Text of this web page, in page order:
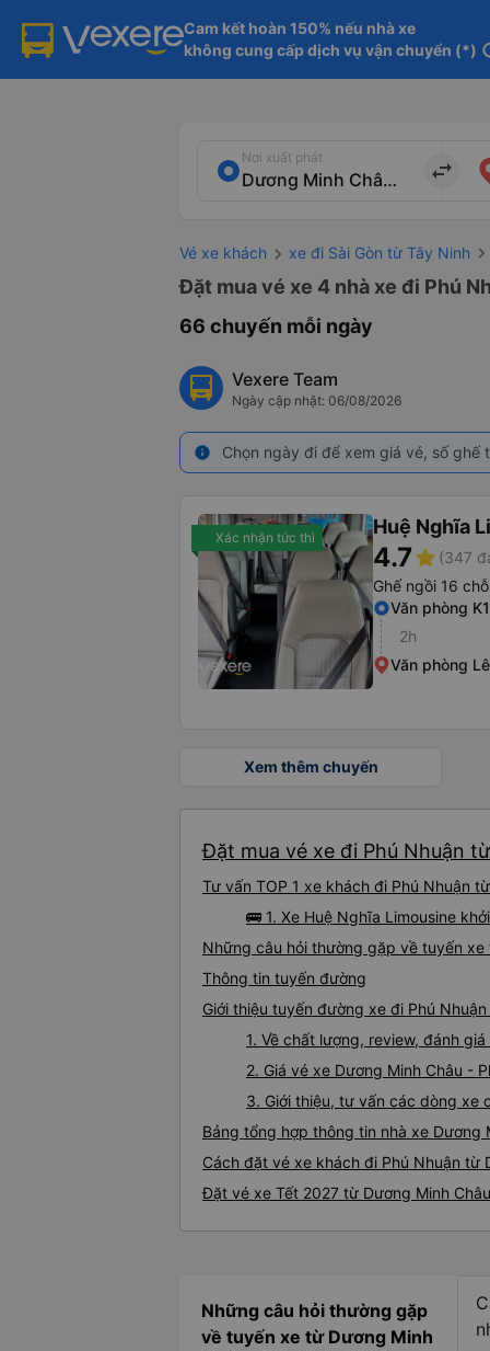
Cam kết hoàn 150% nếu nhà xe
không cung cấp dịch vụ vận chuyển (*)
Nơi xuất phát
import_export
Vé xe khách xe đi Sài Gòn từ Tây Ninh
Đặt mua vé xe 4 nhà xe đi Phú
66 chuyến mỗi ngày
Vexere Team
Ngày cập nhật: 06/08/2026
info Chọn ngày đi để xem giá vé, số
Xác nhận tức thì Huệ Nghĩa
4.7star (347
Ghế ngồi 16 chỗ
Văn phòng
2h
Văn phòng
Xem thêm chuyến
Đặt mua vé xe đi Phú Nhuận
Tư vấn TOP 1 xe khách đi Phú Nhuận
🚌 1. Xe Huệ Nghĩa Limousine
Những câu hỏi thường gặp về tuyến xe
Thông tin tuyến đường
Giới thiệu tuyến đường xe đi Phú
1. Về chất lượng, review, đánh
2. Giá vé xe Dương Minh Châu -
3. Giới thiệu, tư vấn các dòng xe
Bảng tổng hợp thông tin nhà xe Dương
Cách đặt vé xe khách đi Phú Nhuận từ
Đặt vé xe Tết 2027 từ Dương Minh
Những câu hỏi thường gặp
về tuyến xe từ Dương Minh